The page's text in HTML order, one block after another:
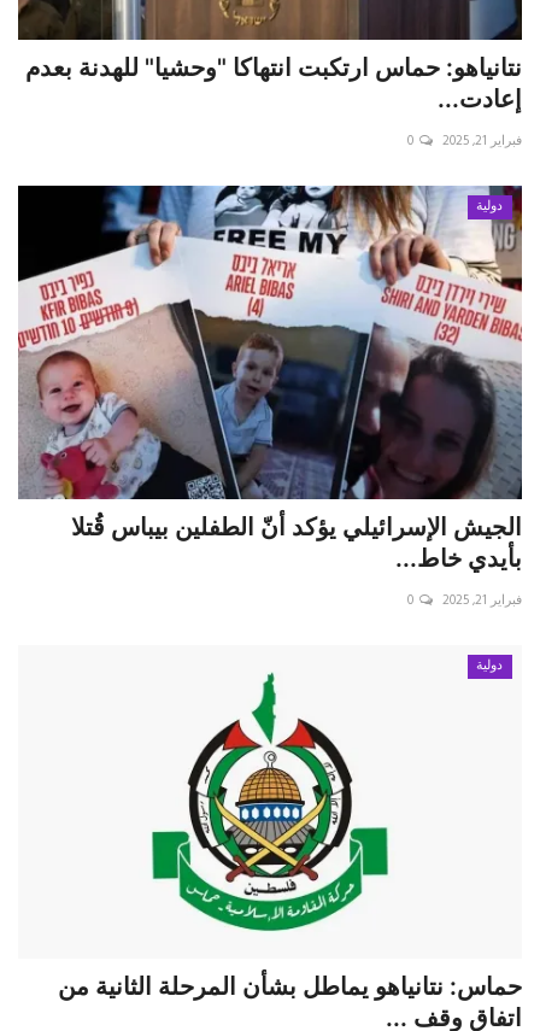
نتانياهو: حماس ارتكبت انتهاكا "وحشيا" للهدنة بعدم
إعادت...
فبراير 21, 2025 0
دولية
الجيش الإسرائيلي يؤكد أنّ الطفلين بيباس قُتلا
بأيدي خاط...
فبراير 21, 2025 0
دولية
حماس: نتانياهو يماطل بشأن المرحلة الثانية من
اتفاق وقف ...